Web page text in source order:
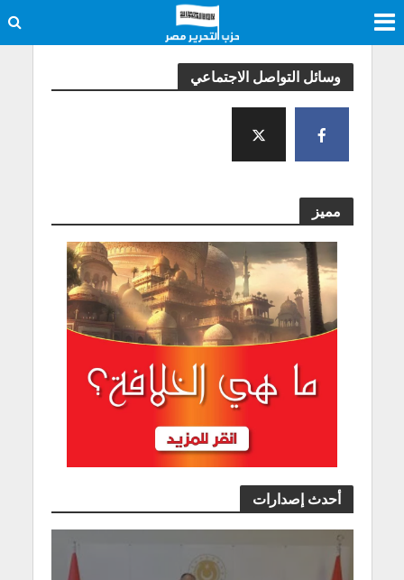
وسائل التواصل الاجتماعي
مميز
أحدث إصدارات